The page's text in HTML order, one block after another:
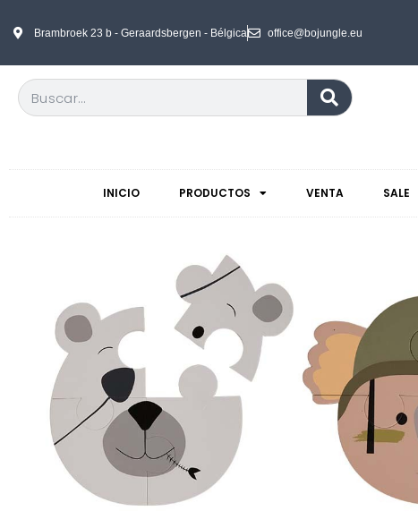
Brambroek 23 b - Geraardsbergen - Bélgica office@bojungle.eu
INICIO PRODUCTOS VENTA SALE